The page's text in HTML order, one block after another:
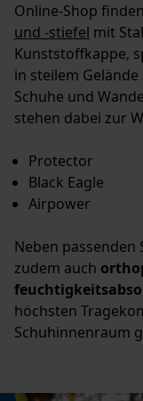
Online-Shop
und -stiefel mit
Kunststoffkappe,
in steilem
Schuhe und
stehen dabei zur
Protector
Black Eagle
Airpower
Neben
zudem auch
höchsten
Schuhinnenraum